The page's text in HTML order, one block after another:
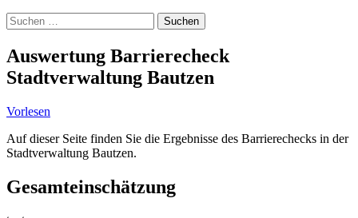
Suche
Suchen
nach:
Auswertung Barrierecheck
Stadtverwaltung Bautzen
Vorlesen
Auf dieser Seite finden Sie die Ergebnisse des Barrierechecks in der
Stadtverwaltung Bautzen.
Gesamteinschätzung